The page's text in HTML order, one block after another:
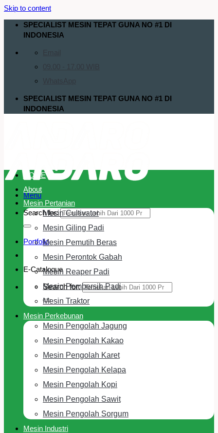
Skip to content
SPECIALIST MESIN TEPAT GUNA NO #1 DI
INDONESIA
SPECIALIST MESIN TEPAT GUNA NO #1 DI
INDONESIA
Menu
Search for:
Portfolio
E-Cataloque
Search for:
HOME
About
Mesin Pertanian
Mesin Cultivator
Mesin Giling Padi
Mesin Pemutih Beras
Mesin Perontok Gabah
Mesin Reaper Padi
Mesin Pembersih Padi
Mesin Traktor
Mesin Perkebunan
Mesin Pengolah Jagung
Mesin Pengolah Kakao
Mesin Pengolah Karet
Mesin Pengolah Kelapa
Mesin Pengolah Kopi
Mesin Pengolah Sawit
Mesin Pengolah Sorgum
Mesin Industri